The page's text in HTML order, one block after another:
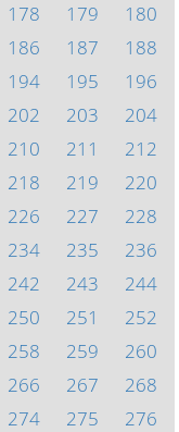
178 179
180
186 187
188
194 195
196
202 203
204
210 211
212
218 219
220
226 227
228
234 235
236
242 243
244
250 251
252
258 259
260
266 267
268
274 275
276